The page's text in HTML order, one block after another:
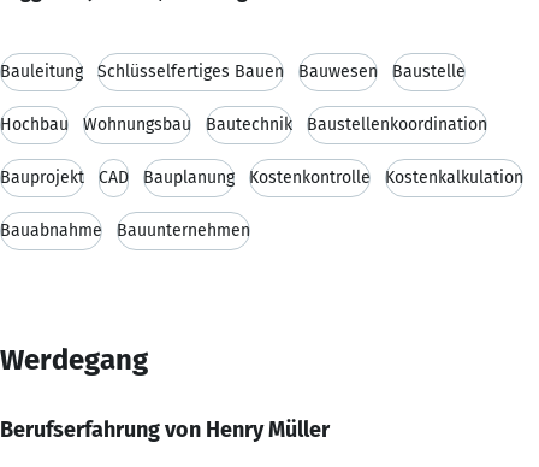
Bauleitung Schlüsselfertiges Bauen Bauwesen Baustelle
Hochbau Wohnungsbau Bautechnik Baustellenkoordination
Bauprojekt CAD Bauplanung Kostenkontrolle Kostenkalkulation
Bauabnahme Bauunternehmen
Werdegang
Berufserfahrung von Henry Müller